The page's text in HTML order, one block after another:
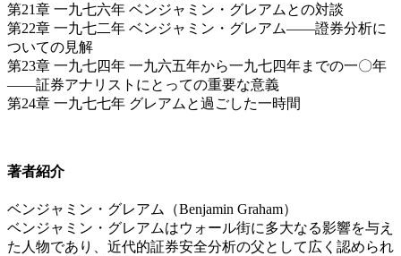
第21章 一九七六年 ベンジャミン・グレアムとの対談
第22章 一九七二年 ベンジャミン・グレアム――證券分析に
ついての見解
第23章 一九七四年 一九六五年から一九七四年までの一〇年
――証券アナリストにとっての重要な意義
第24章 一九七七年 グレアムと過ごした一時間
著者紹介
ベンジャミン・グレアム（Benjamin Graham）
ベンジャミン・グレアムはウォール街に多大なる影響を与え
た人物であり、近代的証券安全分析の父として広く認められ